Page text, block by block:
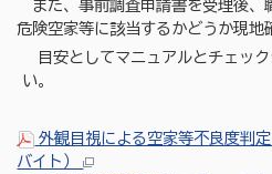
また、事前調査申請書を受理後、
危険空家等に該当するかどうか現地
目安としてマニュアルとチェッ
い。
外観目視による空家等不良度判
バイト）